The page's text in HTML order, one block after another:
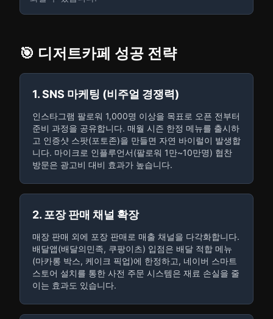
🎯 디저트카페 성공 전략
1. SNS 마케팅 (비주얼 경쟁력)
인스타그램 팔로워 1,000명 이상을 목표로 오픈 전부터
준비 과정을 공유합니다. 매월 시즌 한정 메뉴를 출시하
고 인증샷 스팟(포토존)을 만들면 자연 바이럴이 발생합
니다. 마이크로 인플루언서(팔로워 1만~10만명) 협찬
방문은 광고비 대비 효과가 높습니다.
2. 포장 판매 채널 확장
매장 판매 외에 포장 판매로 매출 채널을 다각화합니다.
배달앱(배달의민족, 쿠팡이츠) 입점은 배달 적합 메뉴
(마카롱 박스, 케이크 픽업)에 한정하고, 네이버 스마트
스토어 설치를 통한 사전 주문 시스템은 재료 손실을 줄
이는 효과도 있습니다.